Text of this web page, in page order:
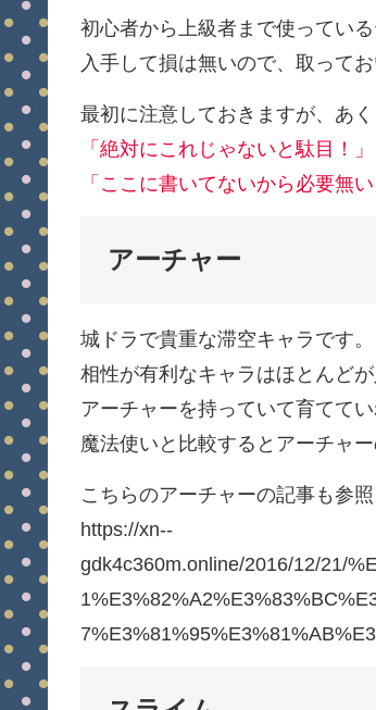
初心者から上級者まで使ってい
入手して損は無いので、取ってお
最初に注意しておきますが、あ
「絶対にこれじゃないと駄目！」
「ここに書いてないから必要無い
アーチャー
城ドラで貴重な滞空キャラです。
相性が有利なキャラはほとんど
アーチャーを持っていて育てて
魔法使いと比較するとアーチャー
こちらのアーチャーの記事も参照
https://xn--
gdk4c360m.online/2016/12/21/